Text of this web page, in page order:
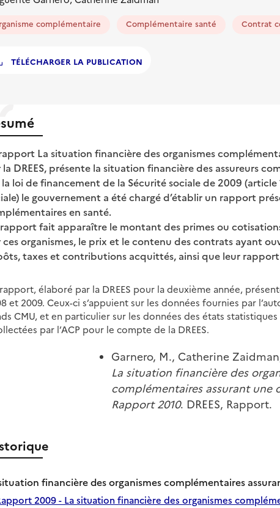
complémentaire Complémentaire santé Contrat
TÉLÉCHARGER LA PUBLICATION
La situation financière des organismes
la DREES, présente la situation financière des assureurs
la loi de financement de la Sécurité sociale de 2009
le gouvernement a été chargé d’établir un rapport
en santé.
fait apparaître le montant des primes ou
ces organismes, le prix et le contenu des contrats ayant
taxes et contributions acquittés, ainsi que leur
élaboré par la DREES pour la deuxième année,
et 2009. Ceux-ci s’appuient sur les données fournies par
CMU, et en particulier sur les données des états
par l’ACP pour le compte de la DREES.
Garnero, M., Catherine
La situation financière des
complémentaires assurant une
Rapport 2010. DREES, Rapport.
financière des organismes complémentaires
2009 - La situation financière des organismes